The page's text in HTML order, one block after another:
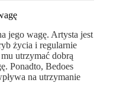
jego wagę. Artysta jest
życia i regularnie
utrzymać dobrą
Ponadto, Bedoes
na utrzymanie